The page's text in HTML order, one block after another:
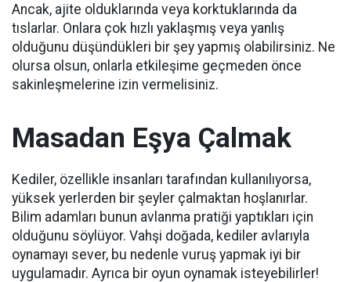
Ancak, ajite olduklarında veya korktuklarında da
tıslarlar. Onlara çok hızlı yaklaşmış veya yanlış
olduğunu düşündükleri bir şey yapmış olabilirsiniz. Ne
olursa olsun, onlarla etkileşime geçmeden önce
sakinleşmelerine izin vermelisiniz.
Masadan Eşya Çalmak
Kediler, özellikle insanları tarafından kullanılıyorsa,
yüksek yerlerden bir şeyler çalmaktan hoşlanırlar.
Bilim adamları bunun avlanma pratiği yaptıkları için
olduğunu söylüyor. Vahşi doğada, kediler avlarıyla
oynamayı sever, bu nedenle vuruş yapmak iyi bir
uygulamadır. Ayrıca bir oyun oynamak isteyebilirler!